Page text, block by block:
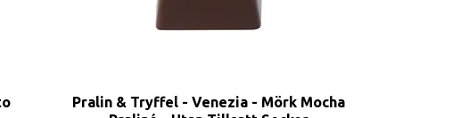
Pralin & Tryffel - Venezia - Mörk Mocha